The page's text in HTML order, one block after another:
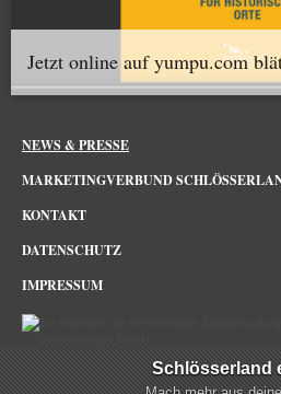
Jetzt online auf yumpu.com
NEWS & PRESSE
MARKETINGVERBUND
KONTAKT
DATENSCHUTZ
IMPRESSUM
Schlösserland Sachsen im Netz
Schlösserland